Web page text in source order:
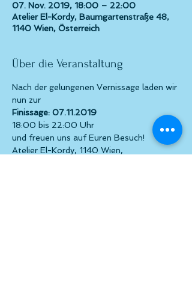
07. Nov. 2019, 18:00 – 22:00
Atelier El-Kordy, Baumgartenstraße 48,
1140 Wien, Österreich
Über die Veranstaltung
Nach der gelungenen Vernissage laden wir
nun zur
Finissage: 07.11.2019
18:00 bis 22:00 Uhr
und freuen uns auf Euren Besuch!
Atelier El-Kordy, 1140 Wien,